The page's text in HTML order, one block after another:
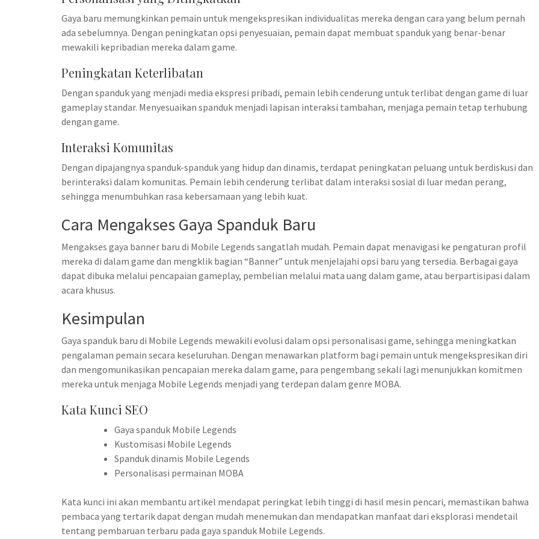
Gaya baru memungkinkan pemain untuk mengekspresikan individualitas mereka dengan cara yang belum pernah
ada sebelumnya. Dengan peningkatan opsi penyesuaian, pemain dapat membuat spanduk yang benar-benar
mewakili kepribadian mereka dalam game.
Peningkatan Keterlibatan
Dengan spanduk yang menjadi media ekspresi pribadi, pemain lebih cenderung untuk terlibat dengan game di luar
gameplay standar. Menyesuaikan spanduk menjadi lapisan interaksi tambahan, menjaga pemain tetap terhubung
dengan game.
Interaksi Komunitas
Dengan dipajangnya spanduk-spanduk yang hidup dan dinamis, terdapat peningkatan peluang untuk berdiskusi dan
berinteraksi dalam komunitas. Pemain lebih cenderung terlibat dalam interaksi sosial di luar medan perang,
sehingga menumbuhkan rasa kebersamaan yang lebih kuat.
Cara Mengakses Gaya Spanduk Baru
Mengakses gaya banner baru di Mobile Legends sangatlah mudah. Pemain dapat menavigasi ke pengaturan profil
mereka di dalam game dan mengklik bagian “Banner” untuk menjelajahi opsi baru yang tersedia. Berbagai gaya
dapat dibuka melalui pencapaian gameplay, pembelian melalui mata uang dalam game, atau berpartisipasi dalam
acara khusus.
Kesimpulan
Gaya spanduk baru di Mobile Legends mewakili evolusi dalam opsi personalisasi game, sehingga meningkatkan
pengalaman pemain secara keseluruhan. Dengan menawarkan platform bagi pemain untuk mengekspresikan diri
dan mengomunikasikan pencapaian mereka dalam game, para pengembang sekali lagi menunjukkan komitmen
mereka untuk menjaga Mobile Legends menjadi yang terdepan dalam genre MOBA.
Kata Kunci SEO
Gaya spanduk Mobile Legends
Kustomisasi Mobile Legends
Spanduk dinamis Mobile Legends
Personalisasi permainan MOBA
Kata kunci ini akan membantu artikel mendapat peringkat lebih tinggi di hasil mesin pencari, memastikan bahwa
pembaca yang tertarik dapat dengan mudah menemukan dan mendapatkan manfaat dari eksplorasi mendetail
tentang pembaruan terbaru pada gaya spanduk Mobile Legends.